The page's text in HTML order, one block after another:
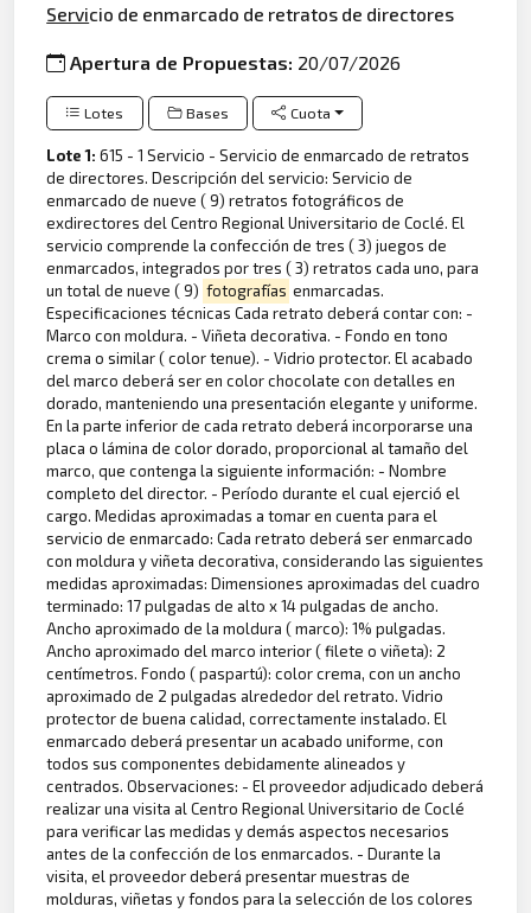
Servicio de enmarcado de retratos de directores
Apertura de Propuestas: 20/07/2026
Lotes Bases Cuota
Lote 1:615 - 1 Servicio - Servicio de enmarcado de retratos
de directores. Descripción del servicio: Servicio de
enmarcado de nueve ( 9) retratos fotográficos de
exdirectores del Centro Regional Universitario de Coclé. El
servicio comprende la confección de tres ( 3) juegos de
enmarcados, integrados por tres ( 3) retratos cada uno, para
un total de nueve ( 9) fotografías enmarcadas.
Especificaciones técnicas Cada retrato deberá contar con: -
Marco con moldura. - Viñeta decorativa. - Fondo en tono
crema o similar ( color tenue). - Vidrio protector. El acabado
del marco deberá ser en color chocolate con detalles en
dorado, manteniendo una presentación elegante y uniforme.
En la parte inferior de cada retrato deberá incorporarse una
placa o lámina de color dorado, proporcional al tamaño del
marco, que contenga la siguiente información: - Nombre
completo del director. - Período durante el cual ejerció el
cargo. Medidas aproximadas a tomar en cuenta para el
servicio de enmarcado: Cada retrato deberá ser enmarcado
con moldura y viñeta decorativa, considerando las siguientes
medidas aproximadas: Dimensiones aproximadas del cuadro
terminado: 17 pulgadas de alto x 14 pulgadas de ancho.
Ancho aproximado de la moldura ( marco): 1% pulgadas.
Ancho aproximado del marco interior ( filete o viñeta): 2
centímetros. Fondo ( paspartú): color crema, con un ancho
aproximado de 2 pulgadas alrededor del retrato. Vidrio
protector de buena calidad, correctamente instalado. El
enmarcado deberá presentar un acabado uniforme, con
todos sus componentes debidamente alineados y
centrados. Observaciones: - El proveedor adjudicado deberá
realizar una visita al Centro Regional Universitario de Coclé
para verificar las medidas y demás aspectos necesarios
antes de la confección de los enmarcados. - Durante la
visita, el proveedor deberá presentar muestras de
molduras, viñetas y fondos para la selección de los colores